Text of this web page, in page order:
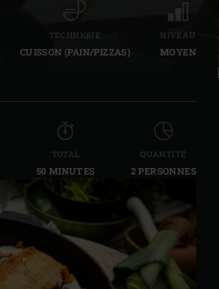
TECHNIQUE
CUISSON (PAIN/PIZZAS)
NIVEAU
MOYEN
TOTAL
50 MINUTES
QUANTITÉ
2 PERSONNES